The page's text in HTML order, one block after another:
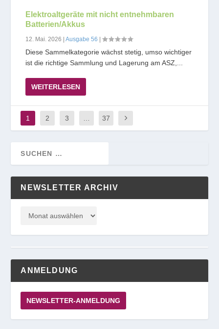
Elektroaltgeräte mit nicht entnehmbaren
Batterien/Akkus
12. Mai. 2026 |Ausgabe 56 |
Diese Sammelkategorie wächst stetig, umso wichtiger
ist die richtige Sammlung und Lagerung am ASZ,...
WEITERLESEN
1 2 3 37
NEWSLETTER ARCHIV
ANMELDUNG
NEWSLETTER-ANMELDUNG